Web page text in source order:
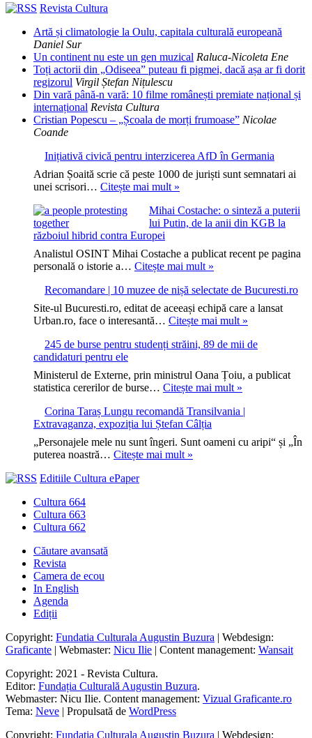
Revista Cultura
Artă și climatologie la Oulu, capitala culturală europeană
Daniel Sur
Un continent nu este un gen muzical Raluca-Nicoleta Ene
Toți actorii din „Odiseea” puteau fi pigmei, dacă așa ar fi dorit
regizorul Virgil Ștefan Nițulescu
Din vară până-n vară: 10 filme românești premiate național și
internațional Revista Cultura
Cristian Popescu – „Școala de morți frumoase” Nicolae
Coande
Inițiativă civică pentru interzicerea AfD în Germania
Adrian Șoaită scrie că peste 1000 de juriști sunt semnatari ai
unei scrisori… Citește mai mult »
pentru
interzicerea
Germania
Mihai Costache: o sinteză a puterii
lui Putin, de la anii din KGB la
războiul hibrid contra Europei
Analistul OSINT Mihai Costache a publicat recent pe pagina
personală o istorie a… Citește mai mult »
o
sinteză
a
puterii
lui
Putin,
la
anii
KGB
războiul
Recomandare | 10 muzee de nișă selectate de Bucuresti.ro
Site-ul Bucuresti.ro, editat de aceeași echipă care a lansat
Urban.ro, face o interesantă… Citește mai mult »
10
nișă
245 de burse pentru studenți străini, 89 de mii de
candidaturi pentru ele
Ministerul de Externe, prin ministrul Oana Țoiu, a publicat
statistica cererilor de burse… Citește mai mult »
studenți
străini,
Corina Taraș Lungu recomandă Transilvania |
Extravaganza, expoziția lui Ștefan Câlția
„Personajele mele nu sunt îngeri. Sunt oameni cu aripi“ și „În
puterea noastră… Citește mai mult »
Editiile Cultura ePaper
Cultura 664
Cultura 663
Cultura 662
Căutare avansată
Revista
Camera de ecou
In English
Agenda
Ediții
Copyright: Fundatia Culturala Augustin Buzura | Webdesign:
Graficante | Webmaster: Nicu Ilie | Content management: Wansait
Copyright: 2021 - Revista Cultura.
Editor: Fundația Culturală Augustin Buzura.
Webmaster: Nicu Ilie. Content management: Vizual Graficante.ro
Tema: Neve | Propulsată de WordPress
Copyright: Fundatia Culturala Augustin Buzura | Webdesign: